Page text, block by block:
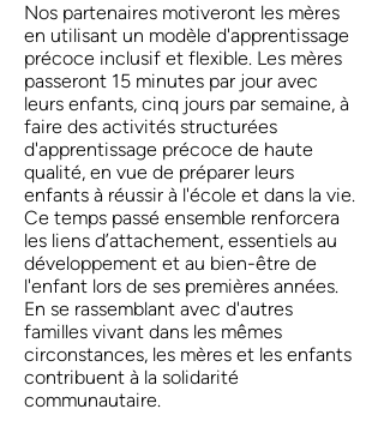
Nos partenaires motiveront les mères
en utilisant un modèle d'apprentissage
précoce inclusif et flexible. Les mères
passeront 15 minutes par jour avec
leurs enfants, cinq jours par semaine, à
faire des activités structurées
d'apprentissage précoce de haute
qualité, en vue de préparer leurs
enfants à réussir à l'école et dans la vie.
Ce temps passé ensemble renforcera
les liens d’attachement, essentiels au
développement et au bien-être de
l'enfant lors de ses premières années.
En se rassemblant avec d'autres
familles vivant dans les mêmes
circonstances, les mères et les enfants
contribuent à la solidarité
communautaire.